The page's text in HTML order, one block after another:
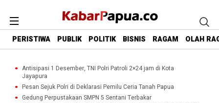
PERISTIWA PUBLIK POLITIK BISNIS RAGAM OLAH
Antisipasi 1 Desember, TNI Polri Patroli 2×24 jam di Kota
Jayapura
Pesan Sejuk Polri di Deklarasi Pemilu Ceria Tanah Papua
Gedung Perpustakaan SMPN 5 Sentani Terbakar